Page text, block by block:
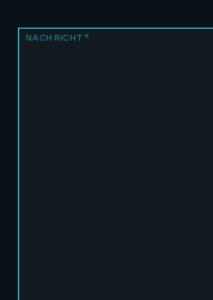
NACHRICHT*